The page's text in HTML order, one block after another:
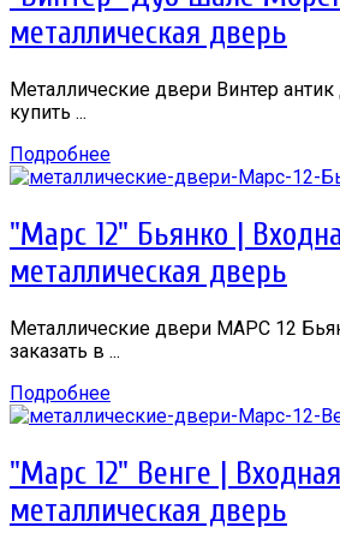
металлическая дверь
Металлические двери Винтер
купить ...
Подробнее
"Марс 12" Бьянко |
металлическая дверь
Металлические двери МАРС 12
заказать в ...
Подробнее
"Марс 12" Венге | Входная
металлическая дверь